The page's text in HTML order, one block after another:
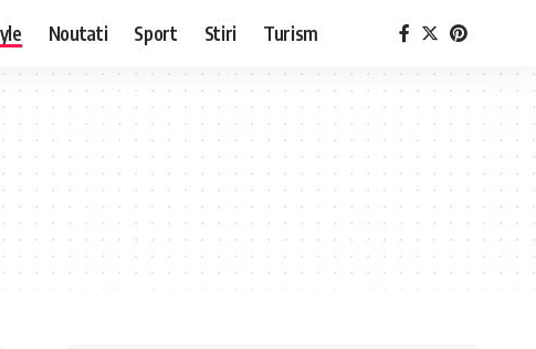
Noutati Sport Stiri Turism